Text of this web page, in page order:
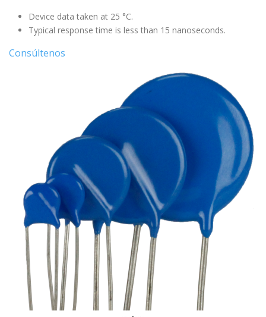
Device data taken at 25 °C.
Typical response time is less than 15 nanoseconds.
Consúltenos